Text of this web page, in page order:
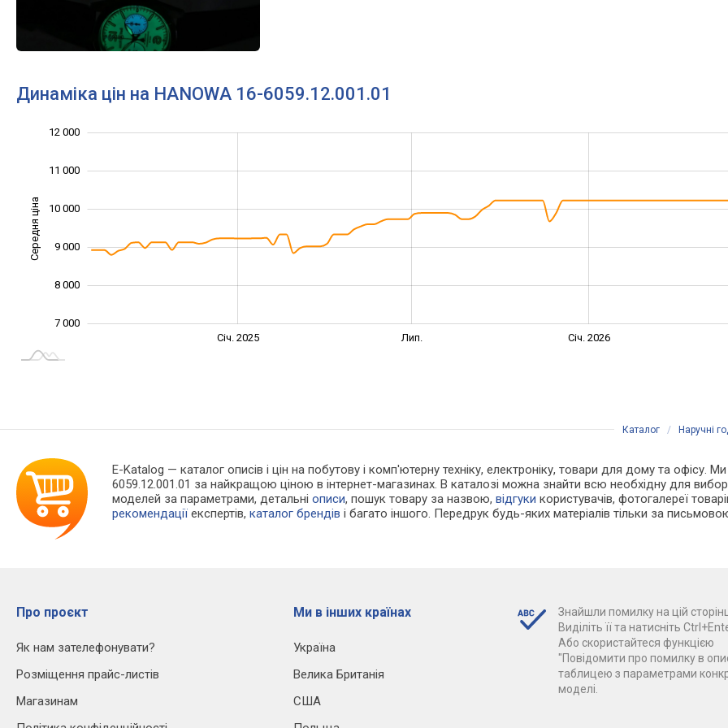
Динаміка цін на HANOWA 16-6059.12.001.01
Середня ціна
7 000
8 000
9 000
10 000
12 000
11 000
Січ. 2025 Лип. Січ. 2026
Каталог / Наручні
E-Katalog — каталог описів і цін на побутову і комп'ютерну техніку, електроніку, товари для дому та офісу.
6059.12.001.01 за найкращою ціною в інтернет-магазинах. В каталозі можна знайти всю необхідну для
моделей за параметрами, детальніописи, пошук товару за назвою,відгуки користувачів, фотогалереї
рекомендації експертів,каталог брендів і багато іншого. Передрук будь-яких матеріалів тільки за
Про проєкт
Як нам зателефонувати?
Розміщення прайс-листів
Магазинам
Ми в інших країнах
Україна
Велика Британія
США
Знайшли помилку на цій
Виділіть її та натисніть
Або скористайтеся функцією
"Повідомити про помилку в
таблицею з параметрами
моделі.